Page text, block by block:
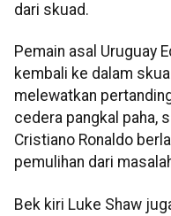
dari skuad.
Pemain asal Uruguay
kembali ke dalam
melewatkan
cedera pangkal paha,
Cristiano Ronaldo
pemulihan dari
Bek kiri Luke Shaw